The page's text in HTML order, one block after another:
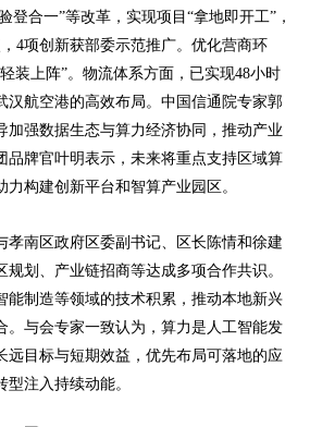
登合一”等改革，实现项目“拿地即开工”，
4项创新获部委示范推广。优化营商环
装上阵”。物流体系方面，已实现48小时
汉航空港的高效布局。中国信通院专家郭
加强数据生态与算力经济协同，推动产业
品牌官叶明表示，未来将重点支持区域算
构建创新平台和智算产业园区。
孝南区政府区委副书记、区长陈情和徐建
划、产业链招商等达成多项合作共识。
能制造等领域的技术积累，推动本地新兴
。与会专家一致认为，算力是人工智能发
远目标与短期效益，优先布局可落地的应
注入持续动能。